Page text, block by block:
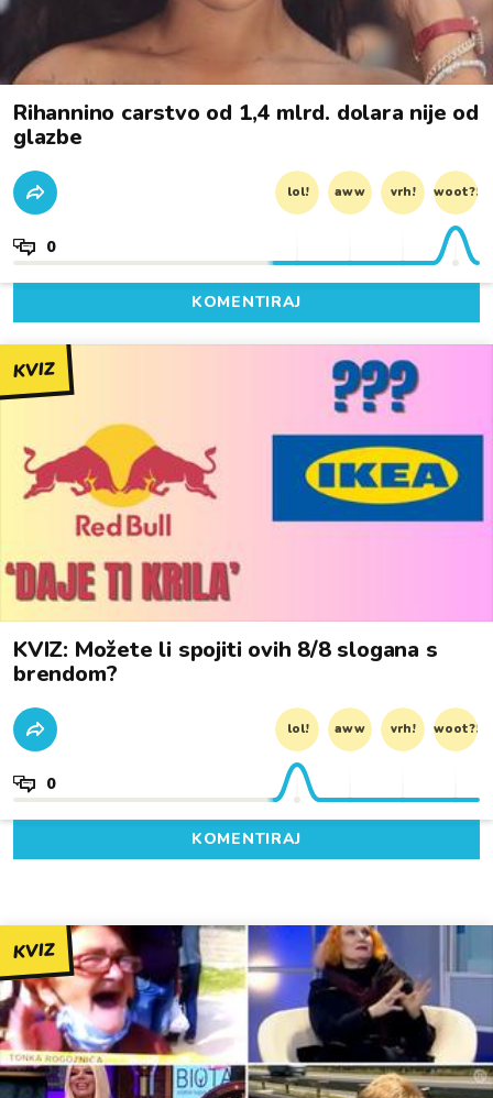
Rihannino carstvo od 1,4 mlrd. dolara nije od
glazbe
lol! aww vrh! woot?!
0
KOMENTIRAJ
KVIZ
KVIZ: Možete li spojiti ovih 8/8 slogana s
brendom?
lol! aww vrh! woot?!
0
KOMENTIRAJ
KVIZ